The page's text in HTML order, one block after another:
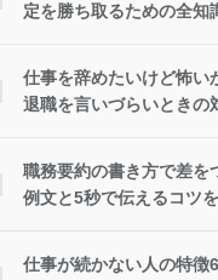
定を勝ち取るための全知
仕事を辞めたいけど怖い
退職を言いづらいときの
職務要約の書き方で差を
例文と5秒で伝えるコツ
仕事が続かない人の特徴